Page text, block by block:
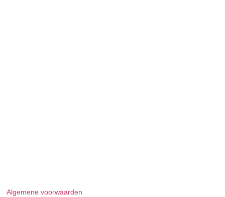
Algemene voorwaarden